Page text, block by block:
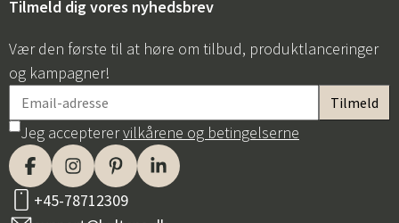
Tilmeld dig vores nyhedsbrev
Vær den første til at høre om tilbud, produktlanceringer
og kampagner!
Jeg accepterervilkårene og betingelserne
+45-78712309